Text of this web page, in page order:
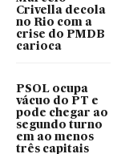
Crivella decola
no Rio com a
crise do PMDB
carioca
PSOL ocupa
vácuo do PT e
pode chegar ao
segundo turno
em ao menos
três capitais